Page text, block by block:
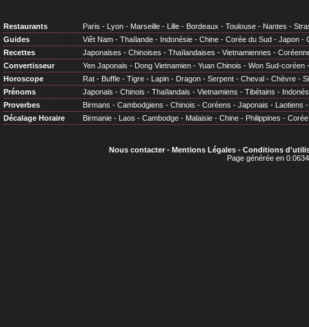
Restaurants Paris - Lyon - Marseille - Lille - Bordeaux - Toulouse - Nantes -
Guides
Viêt Nam - Thaïlande - Indonésie - Chine - Corée du Sud - Japon -
Recettes
Japonaises - Chinoises - Thaïlandaises - Vietnamiennes -
Convertisseur
Yen Japonais - Dong Vietnamien - Yuan Chinois - Won Sud-coréen
Horoscope
Rat - Buffle - Tigre - Lapin - Dragon - Serpent - Cheval - Chèvre -
Prénoms
Japonais - Chinois - Thaïlandais - Vietnamiens - Tibétains -
Proverbes
Birmans - Cambodgiens - Chinois - Coréens - Japonais - Laotiens
Décalage Horaire
Birmanie - Laos - Cambodge - Malaisie - Chine - Philippines - Corée
Nous contacter- Mentions Légales- Conditions
Page générée en